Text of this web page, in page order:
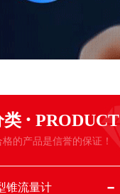
类 · PRODUCT
格的产品是信誉的保证！
锥流量计